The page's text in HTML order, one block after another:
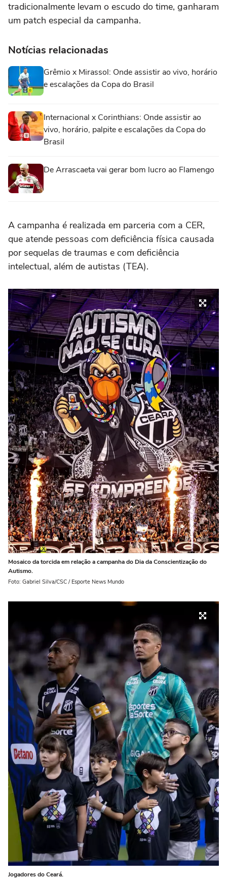
tradicionalmente levam o escudo do time, ganharam
um patch especial da campanha.
Notícias relacionadas
Grêmio x Mirassol: Onde assistir ao vivo, horário
e escalações da Copa do Brasil
Internacional x Corinthians: Onde assistir ao
vivo, horário, palpite e escalações da Copa do
Brasil
De Arrascaeta vai gerar bom lucro ao Flamengo
A campanha é realizada em parceria com a CER,
que atende pessoas com deficiência física causada
por sequelas de traumas e com deficiência
intelectual, além de autistas (TEA).
Mosaico da torcida em relação a campanha do Dia da Conscientização do
Autismo.
Foto: Gabriel Silva/CSC / Esporte News Mundo
Jogadores do Ceará.